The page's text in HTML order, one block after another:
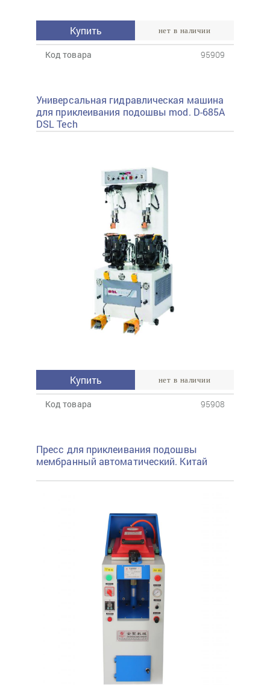
Купить нет в наличии
Код товара 95909
Универсальная гидравлическая машина
для приклеивания подошвы mod. D-685A
DSL Tech
Купить нет в наличии
Код товара 95908
Пресс для приклеивания подошвы
мембранный автоматический. Китай